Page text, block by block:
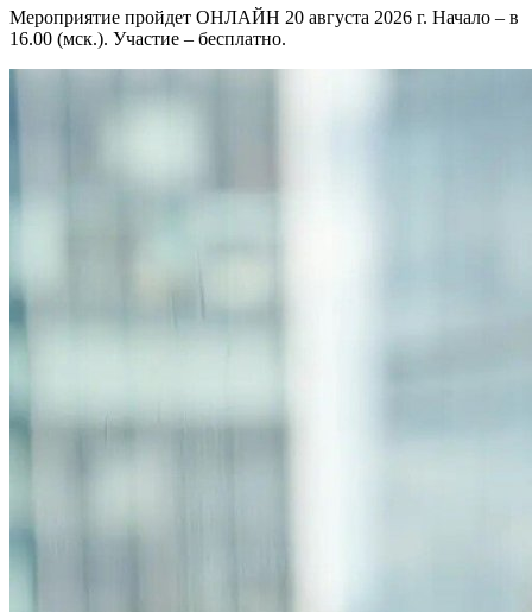
Мероприятие пройдет ОНЛАЙН 20 августа 2026 г. Начало – в
16.00 (мск.). Участие – бесплатно.